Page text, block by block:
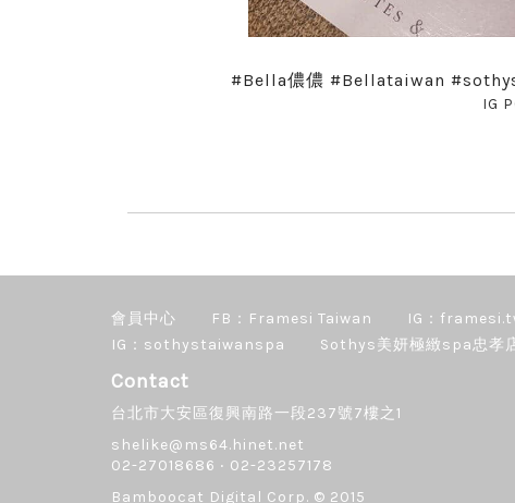
#Bella儂儂 #Bellataiwan
IG
會員中心 FB：Framesi Taiwan IG：
IG：sothystaiwanspa
Sothys美妍極緻spa忠孝
Contact
台北市大安區復興南路一段237號7樓之1
shelike@ms64.hinet.net
02-27018686 ‧ 02-23257178
Bamboocat Digital Corp. © 2015